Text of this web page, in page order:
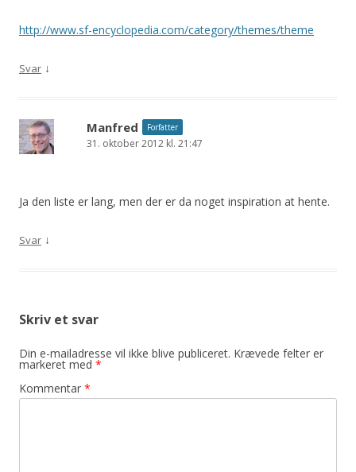
http://www.sf-encyclopedia.com/category/themes/theme
Svar ↓
Manfred Forfatter
31. oktober 2012 kl. 21:47
Ja den liste er lang, men der er da noget inspiration at hente.
Svar ↓
Skriv et svar
Din e-mailadresse vil ikke blive publiceret. Krævede felter er
markeret med *
Kommentar *